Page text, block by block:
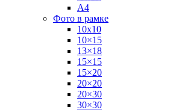
А4
Фото в рамке
10х10
10×15
13×18
15×15
15×20
20×20
20×30
30×30